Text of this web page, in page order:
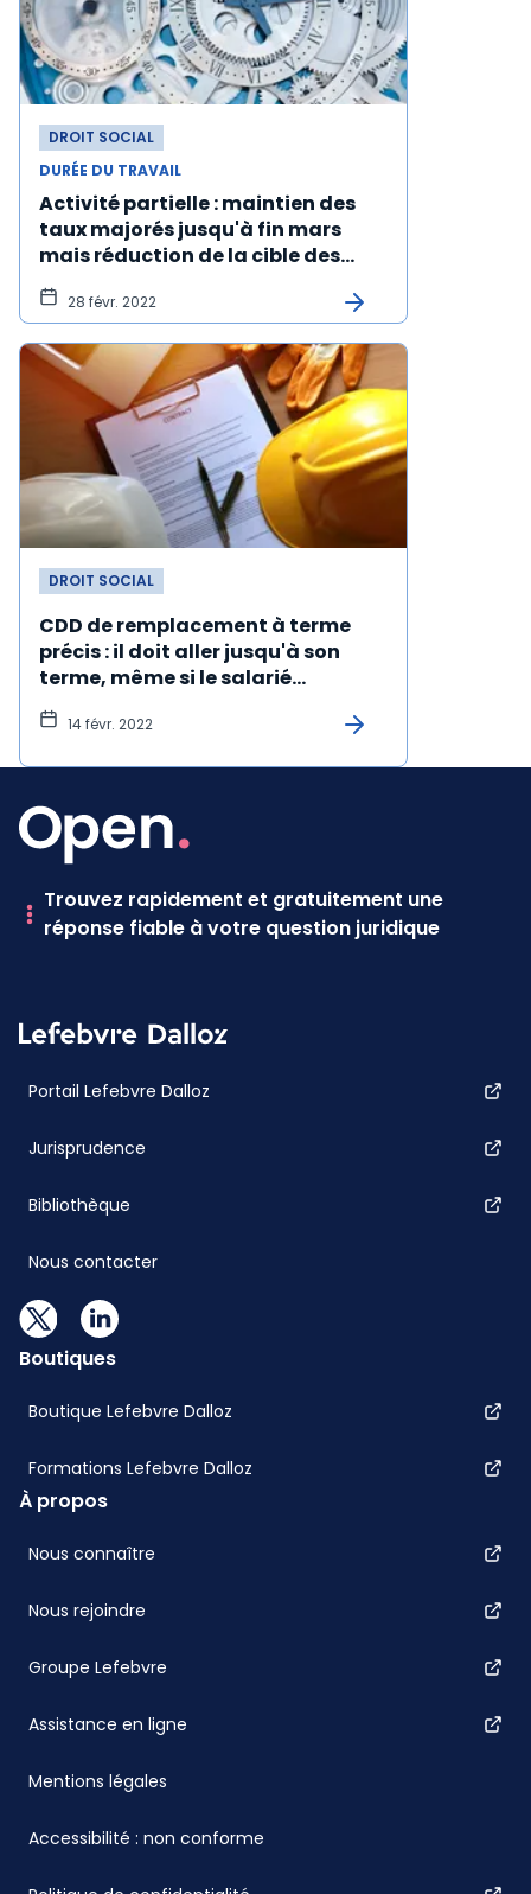
DROIT SOCIAL
DURÉE DU TRAVAIL
Activité partielle : maintien des
taux majorés jusqu'à fin mars
mais réduction de la cible des
bénéficiaires
28 févr. 2022
DROIT SOCIAL
CDD de remplacement à terme
précis : il doit aller jusqu'à son
terme, même si le salarié
remplacé est décédé
14 févr. 2022
Trouvez rapidement et gratuitement une
réponse fiable à votre question juridique
Portail Lefebvre Dalloz
Jurisprudence
Bibliothèque
Nous contacter
Boutiques
Boutique Lefebvre Dalloz
Formations Lefebvre Dalloz
À propos
Nous connaître
Nous rejoindre
Groupe Lefebvre
Assistance en ligne
Mentions légales
Accessibilité : non conforme